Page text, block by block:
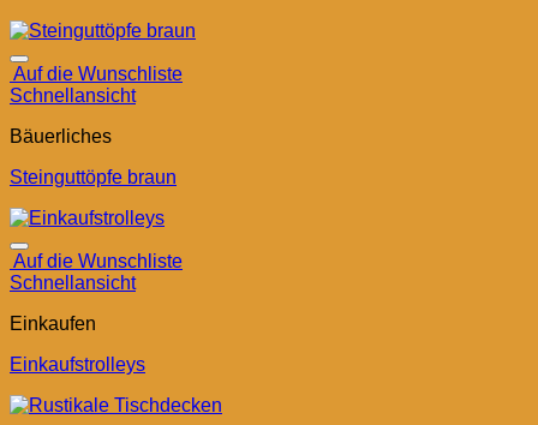
Auf die Wunschliste
Schnellansicht
Bäuerliches
Steinguttöpfe braun
Auf die Wunschliste
Schnellansicht
Einkaufen
Einkaufstrolleys